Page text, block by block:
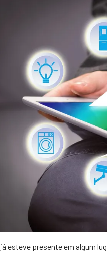
esteve presente em algum